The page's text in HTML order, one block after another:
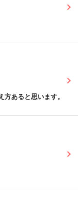
あると思います。